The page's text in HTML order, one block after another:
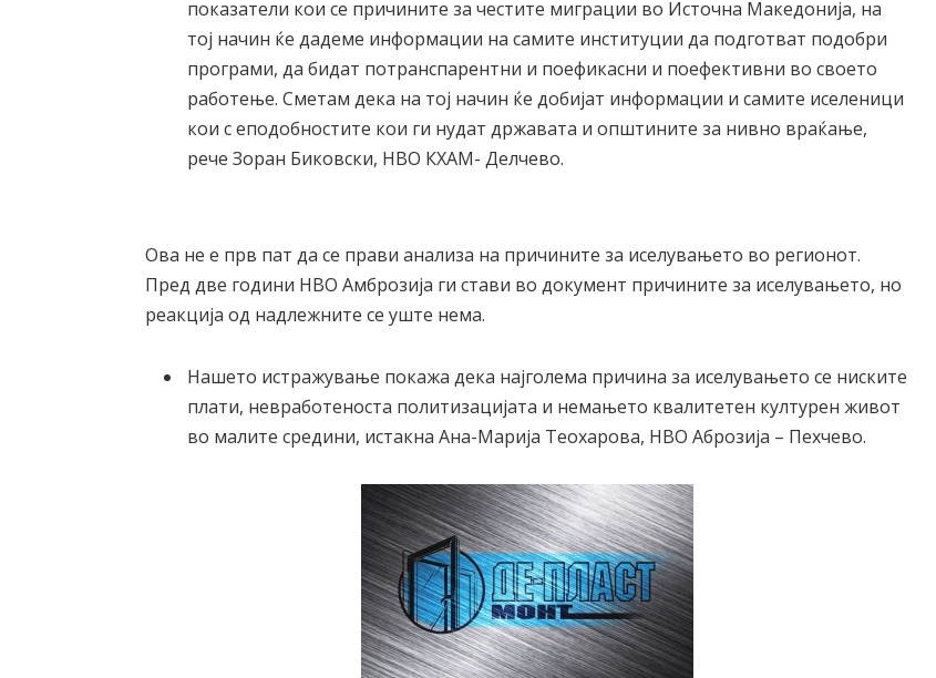
показатели кои се причините за честите миграции во Источна Македонија, на
тој начин ќе дадеме информации на самите институции да подготват подобри
програми, да бидат потранспарентни и поефикасни и поефективни во своето
работење. Сметам дека на тој начин ќе добијат информации и самите иселеници
кои с еподобностите кои ги нудат државата и општините за нивно враќање,
рече Зоран Биковски, НВО КХАМ- Делчево.
Ова не е прв пат да се прави анализа на причините за иселувањето во регионот.
Пред две години НВО Амброзија ги стави во документ причините за иселувањето, но
реакција од надлежните се уште нема.
Нашето истражување покажа дека најголема причина за иселувањето се ниските
плати, невработеноста политизацијата и немањето квалитетен културен живот
во малите средини, истакна Ана-Марија Теохарова, НВО Аброзија – Пехчево.